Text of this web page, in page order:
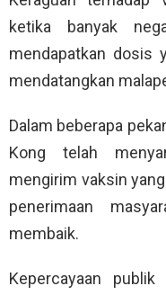
ketika banyak
mendapatkan dosis
mendatangkan
Dalam beberapa
Kong telah
mengirim vaksin
penerimaan
membaik.
Kepercayaan